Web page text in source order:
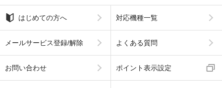
はじめての方へ 対応機種一覧
メールサービス登録/解除 よくある質問
お問い合わせ ポイント表示設定